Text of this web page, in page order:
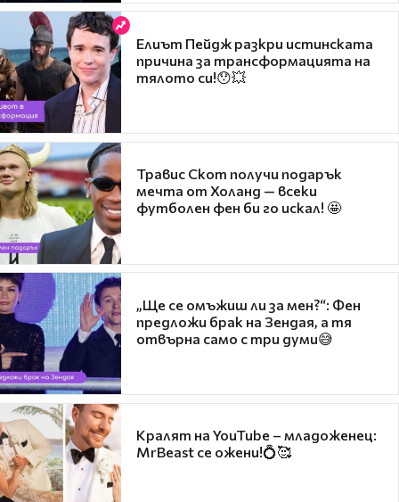
Елиът Пейдж разкри истинската
причина за трансформацията на
тялото си!😯💥
Травис Скот получи подарък
мечта от Холанд — всеки
футболен фен би го искал! 🤩
„Ще се омъжиш ли за мен?“: Фен
предложи брак на Зендая, а тя
отвърна само с три думи😅
Кралят на YouTube – младоженец:
MrBeast се ожени!💍🥰